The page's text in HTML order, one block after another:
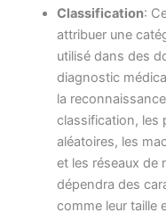
Classification:
attribuer une
utilisé dans des
diagnostic
la
classification, les
aléatoires, les
et les réseaux de
dépendra des
comme leur taille